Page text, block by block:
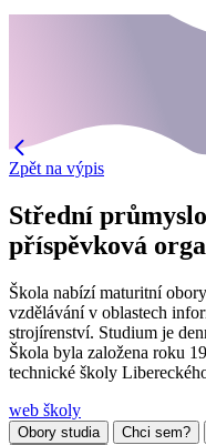
Zpět na výpis
Střední
příspěvková
Škola nabízí maturitní
vzdělávání v oblastech
strojírenství. Studium je
Škola byla založena roku
technické školy
web školy
Obory studia Chci sem?